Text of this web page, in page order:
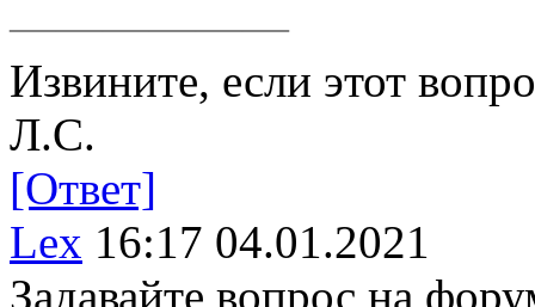
——————
Извините, если этот
Л.С.
[Ответ]
Lex 16:17 04.01.2021
Задавайте вопрос на